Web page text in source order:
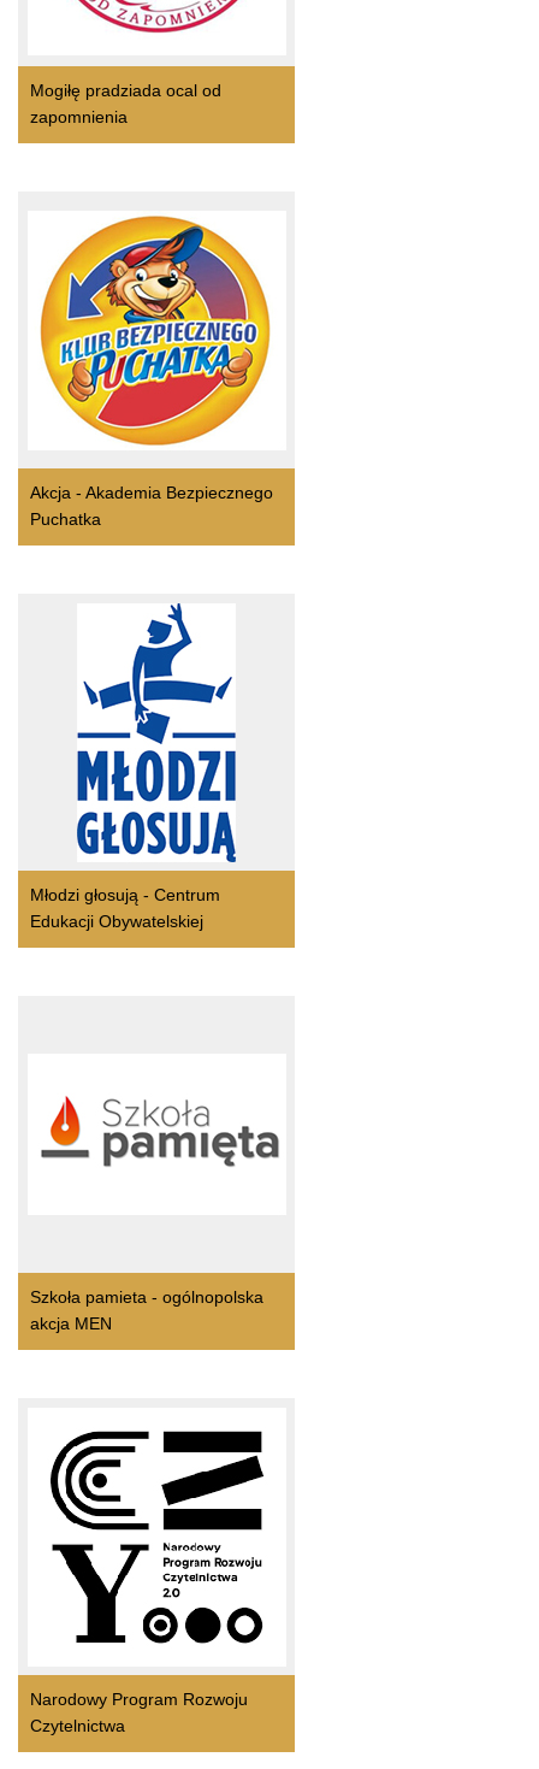
Mogiłę pradziada ocal od
zapomnienia
Akcja - Akademia Bezpiecznego
Puchatka
Młodzi głosują - Centrum
Edukacji Obywatelskiej
Szkoła pamieta - ogólnopolska
akcja MEN
Narodowy Program Rozwoju
Czytelnictwa